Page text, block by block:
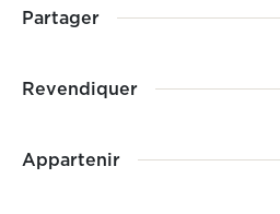
Partager
Revendiquer
Appartenir